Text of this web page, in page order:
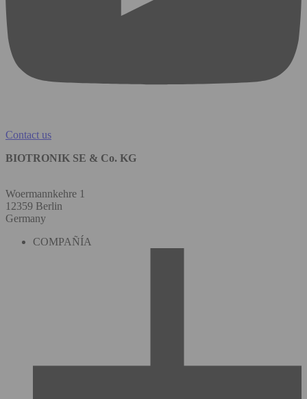
Contact us
BIOTRONIK SE & Co. KG
Woermannkehre 1
12359 Berlin
Germany
COMPAÑÍA